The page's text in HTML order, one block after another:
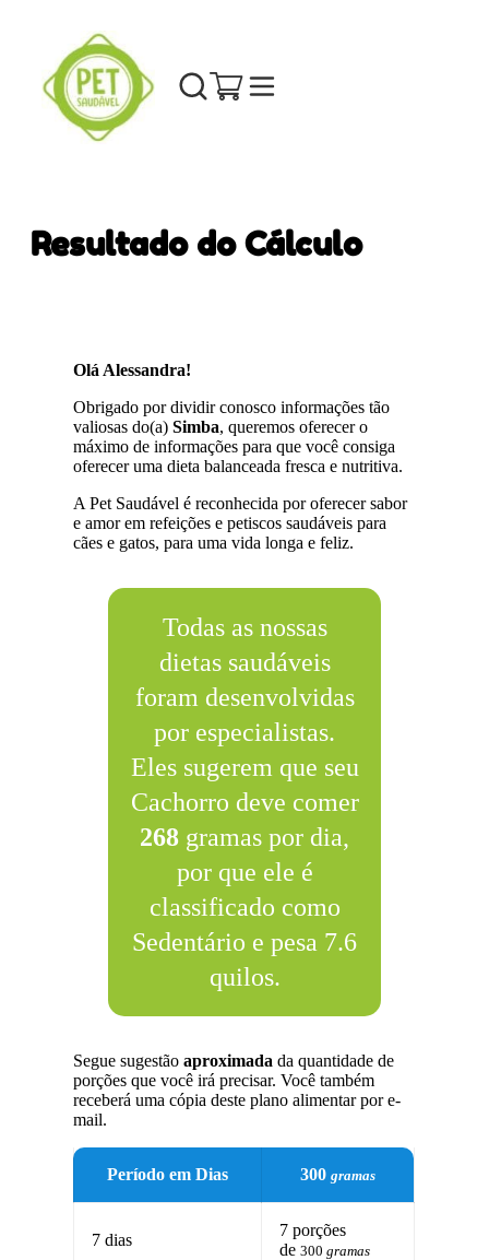
Resultado do Cálculo
Olá Alessandra!
Obrigado por dividir conosco informações tão
valiosas do(a)Simba, queremos oferecer o
máximo de informações para que você consiga
oferecer uma dieta balanceada fresca e nutritiva.
A Pet Saudável é reconhecida por oferecer sabor
e amor em refeições e petiscos saudáveis para
cães e gatos, para uma vida longa e feliz.
Todas as nossas
dietas saudáveis
foram desenvolvidas
por especialistas.
Eles sugerem que seu
Cachorro deve comer
268 gramas por dia,
por que ele é
classificado como
Sedentário e pesa 7.6
quilos.
Segue sugestãoaproximada da quantidade de
porções que você irá precisar. Você também
receberá uma cópia deste plano alimentar por e-
mail.
Período em Dias 300gramas
7 dias
7 porções
de300gramas